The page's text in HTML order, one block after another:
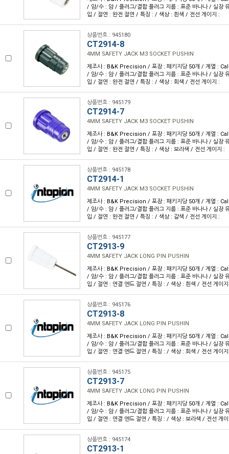
/ 암/수 : 암 / 플러그/결합 플러그 지름 : 표준 바나나 / 실장
입 / 절연 : 완전 절연 / 특징 : / 색상 : 흰색 / 전선 게이지 :
상품번호 : 945180
CT2914-8
4MM SAFETY JACK M3 SOCKET PUSHIN
제조사 : B&K Precision / 포장 : 패키지당 50개 / 계열 :
/ 암/수 : 암 / 플러그/결합 플러그 지름 : 표준 바나나 / 실장
입 / 절연 : 완전 절연 / 특징 : / 색상 : 회색 / 전선 게이지 :
상품번호 : 945179
CT2914-7
4MM SAFETY JACK M3 SOCKET PUSHIN
제조사 : B&K Precision / 포장 : 패키지당 50개 / 계열 :
/ 암/수 : 암 / 플러그/결합 플러그 지름 : 표준 바나나 / 실장
입 / 절연 : 완전 절연 / 특징 : / 색상 : 보라색 / 전선 게이지 :
상품번호 : 945178
CT2914-1
4MM SAFETY JACK M3 SOCKET PUSHIN
제조사 : B&K Precision / 포장 : 패키지당 50개 / 계열 :
/ 암/수 : 암 / 플러그/결합 플러그 지름 : 표준 바나나 / 실장
입 / 절연 : 완전 절연 / 특징 : / 색상 : 갈색 / 전선 게이지 :
상품번호 : 945177
CT2913-9
4MM SAFETY JACK LONG PIN PUSHIN
제조사 : B&K Precision / 포장 : 패키지당 50개 / 계열 :
/ 암/수 : 암 / 플러그/결합 플러그 지름 : 표준 바나나 / 실장
입 / 절연 : 연결 엔드 절연 / 특징 : / 색상 : 흰색 / 전선 게이
상품번호 : 945176
CT2913-8
4MM SAFETY JACK LONG PIN PUSHIN
제조사 : B&K Precision / 포장 : 패키지당 50개 / 계열 :
/ 암/수 : 암 / 플러그/결합 플러그 지름 : 표준 바나나 / 실장
입 / 절연 : 연결 엔드 절연 / 특징 : / 색상 : 회색 / 전선 게이
상품번호 : 945175
CT2913-7
4MM SAFETY JACK LONG PIN PUSHIN
제조사 : B&K Precision / 포장 : 패키지당 50개 / 계열 :
/ 암/수 : 암 / 플러그/결합 플러그 지름 : 표준 바나나 / 실장
입 / 절연 : 연결 엔드 절연 / 특징 : / 색상 : 보라색 / 전선 게
상품번호 : 945174
CT2913-1